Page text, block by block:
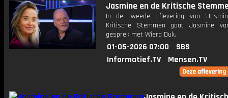
Jasmine en de Kritische
In de tweede aflevering van
Kritische Stemmen gaat Jasmine
gesprek met Wierd Duk.
01-05-2026 07:00
SBS
Informatief.TV
Mensen.TV